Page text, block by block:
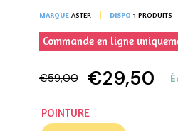
MARQUE ASTER DISPO 1 PRODUITS
Commande en ligne
€59,00 €29,50
POINTURE